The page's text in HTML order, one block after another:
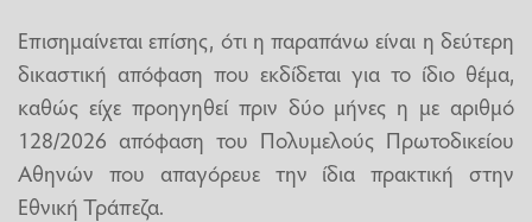
Επισημαίνεται επίσης, ότι η παραπάνω είναι η δεύτερη
δικαστική απόφαση που εκδίδεται για το ίδιο θέμα,
καθώς είχε προηγηθεί πριν δύο μήνες η με αριθμό
128/2026 απόφαση του Πολυμελούς Πρωτοδικείου
Αθηνών που απαγόρευε την ίδια πρακτική στην
Εθνική Τράπεζα.